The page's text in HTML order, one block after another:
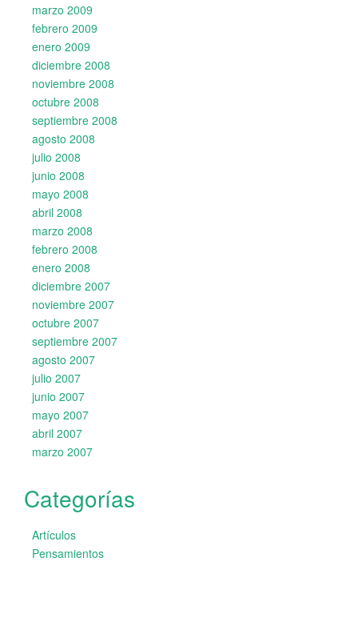
marzo 2009
febrero 2009
enero 2009
diciembre 2008
noviembre 2008
octubre 2008
septiembre 2008
agosto 2008
julio 2008
junio 2008
mayo 2008
abril 2008
marzo 2008
febrero 2008
enero 2008
diciembre 2007
noviembre 2007
octubre 2007
septiembre 2007
agosto 2007
julio 2007
junio 2007
mayo 2007
abril 2007
marzo 2007
Categorías
Artículos
Pensamientos